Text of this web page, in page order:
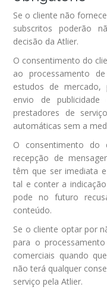
Se o cliente não
subscritos poderão
decisão da Atlier.
O consentimento do
ao processamento
estudos de mercado,
envio de
prestadores de
automáticas sem a
O consentimento do
recepção de
têm que ser imediata
tal e conter a
pode no futuro
conteúdo.
Se o cliente optar por
para o
comerciais quando
não terá qualquer
serviço pela Atlier.